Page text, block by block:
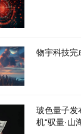
物宇科技完
玻色量子发
机“驭量·山